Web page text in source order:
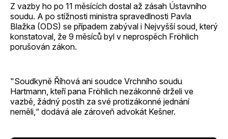
Z vazby ho po 11 měsících dostal až zásah Ústavního
soudu. A po stížnosti ministra spravedlnosti Pavla
Blažka (ODS) se případem zabýval i Nejvyšší soud, který
konstatoval, že 9 měsíců byl v neprospěch Fröhlich
porušován zákon.
"Soudkyně Říhová ani soudce Vrchního soudu
Hartmann, kteří pana Fröhlich nezákonně drželi ve
vazbě, žádný postih za své protizákonné jednání
neměli,“ dodává ale zároveň advokát Kešner.